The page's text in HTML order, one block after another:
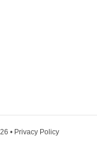
• Privacy Policy